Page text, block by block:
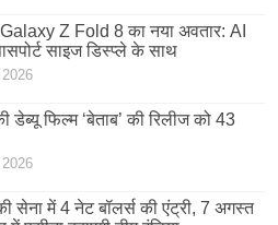
Z Fold 8 का नया अवतार: AI
साइज डिस्प्ले के साथ
फिल्म ‘बेताब’ की रिलीज को 43
सेना में 4 नेट बॉलर्स की एंट्री, 7 अगस्त